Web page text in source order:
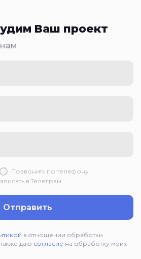
Ваш проект
Позвонить по телефону
в Телеграм
Отправить
в отношении обработки
даю согласие на обработку моих